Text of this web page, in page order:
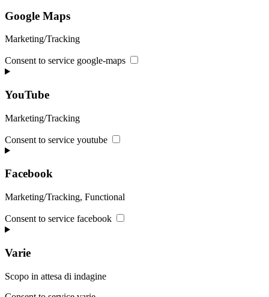
Google Maps
Marketing/Tracking
Consent to service google-maps
YouTube
Marketing/Tracking
Consent to service youtube
Facebook
Marketing/Tracking, Functional
Consent to service facebook
Varie
Scopo in attesa di indagine